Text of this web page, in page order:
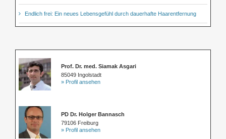
Endlich frei: Ein neues Lebensgefühl durch dauerhafte Haarentfernung
Prof. Dr. med. Siamak Asgari
85049 Ingolstadt
» Profil ansehen
PD Dr. Holger Bannasch
79106 Freiburg
» Profil ansehen